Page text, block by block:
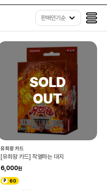
판매인기순
유희왕 카드
[유희왕 카드] 작열하는 대지
6,000
60